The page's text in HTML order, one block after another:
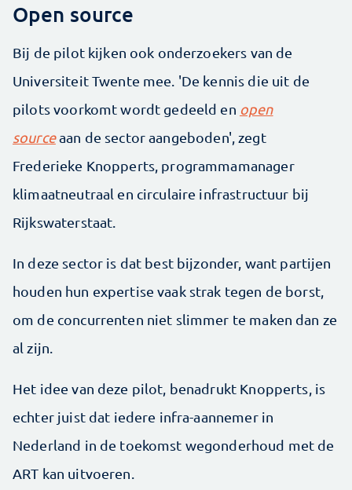
Open source
Bij de pilot kijken ook onderzoekers van de
Universiteit Twente mee. 'De kennis die uit de
pilots voorkomt wordt gedeeld en open
sourceaan de sector aangeboden', zegt
Frederieke Knopperts, programmamanager
klimaatneutraal en circulaire infrastructuur bij
Rijkswaterstaat.
In deze sector is dat best bijzonder, want partijen
houden hun expertise vaak strak tegen de borst,
om de concurrenten niet slimmer te maken dan ze
al zijn.
Het idee van deze pilot, benadrukt Knopperts, is
echter juist dat iedere infra-aannemer in
Nederland in de toekomst wegonderhoud met de
ART kan uitvoeren.